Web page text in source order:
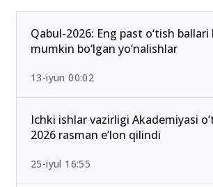
Qabul-2026: Eng past o‘tish
mumkin bo‘lgan yo‘nalishlar
13-iyun 00:02
Ichki ishlar vazirligi Akademiyasi
2026 rasman e’lon qilindi
25-iyul 16:55